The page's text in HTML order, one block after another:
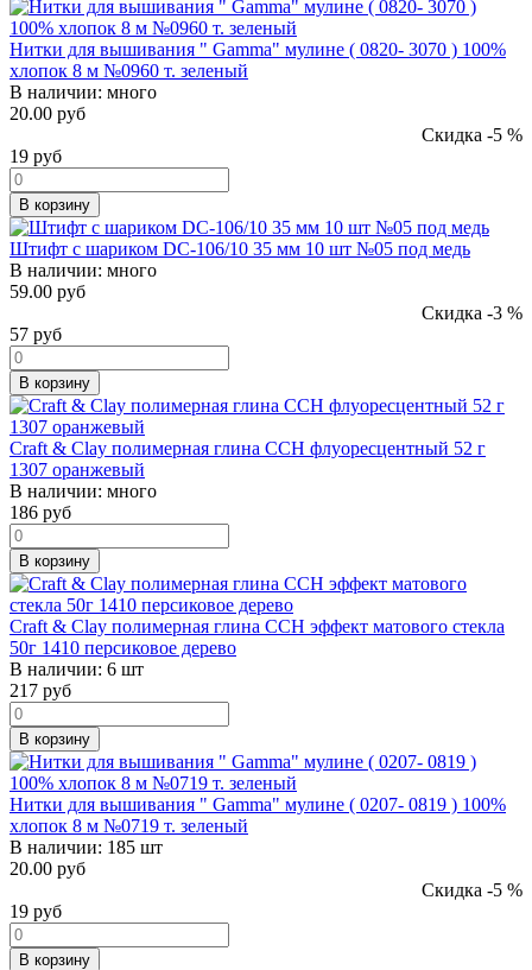
Нитки для вышивания " Gamma" мулине ( 0820- 3070 ) 100%
хлопок 8 м №0960 т. зеленый
В наличии: много
20.00 руб
Скидка -5 %
19 руб
В корзину
Штифт с шариком DC-106/10 35 мм 10 шт №05 под медь
В наличии: много
59.00 руб
Скидка -3 %
57 руб
В корзину
Craft & Clay полимерная глина CCH флуоресцентный 52 г
1307 оранжевый
В наличии: много
186 руб
В корзину
Craft & Clay полимерная глина CCH эффект матового стекла
50г 1410 персиковое дерево
В наличии: 6 шт
217 руб
В корзину
Нитки для вышивания " Gamma" мулине ( 0207- 0819 ) 100%
хлопок 8 м №0719 т. зеленый
В наличии: 185 шт
20.00 руб
Скидка -5 %
19 руб
В корзину